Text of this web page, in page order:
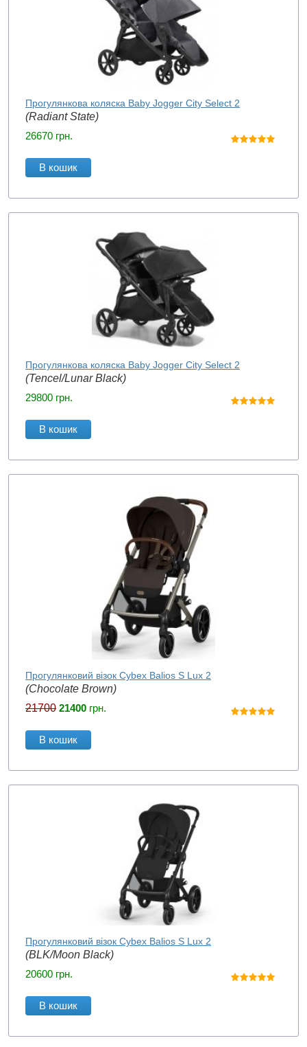
Прогулянкова коляска Baby Jogger City Select 2
(Radiant State)
26670 грн.
В кошик
Прогулянкова коляска Baby Jogger City Select 2
(Tencel/Lunar Black)
29800 грн.
В кошик
Прогулянковий візок Cybex Balios S Lux 2
(Chocolate Brown)
21700 21400 грн.
В кошик
Прогулянковий візок Cybex Balios S Lux 2
(BLK/Moon Black)
20600 грн.
В кошик